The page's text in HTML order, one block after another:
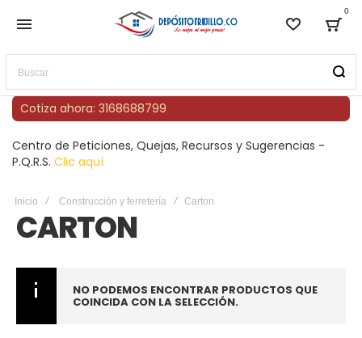
Lista de
0
Buscar
Cotiza ahora: 3168688799
Centro de Peticiones, Quejas, Recursos y Sugerencias -
P.Q.R.S. Clic aquí
Inicio Construcción y ferretería Carton
CARTON
NO PODEMOS ENCONTRAR PRODUCTOS QUE
COINCIDA CON LA SELECCIÓN.